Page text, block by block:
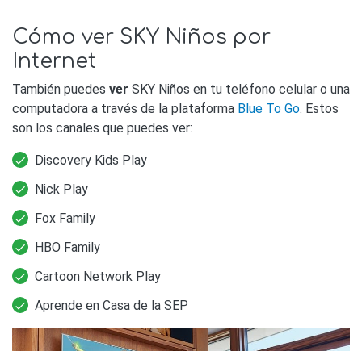
Cómo ver SKY Niños por
Internet
También puedes ver SKY Niños en tu teléfono celular o una
computadora a través de la plataforma Blue To Go. Estos
son los canales que puedes ver:
Discovery Kids Play
Nick Play
Fox Family
HBO Family
Cartoon Network Play
Aprende en Casa de la SEP